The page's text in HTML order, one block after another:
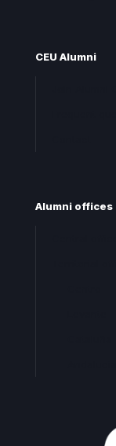
CEU Alumni
Alumni offices